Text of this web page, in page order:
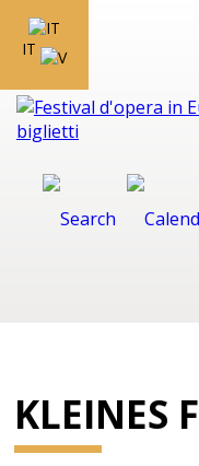
IT
KLEINES